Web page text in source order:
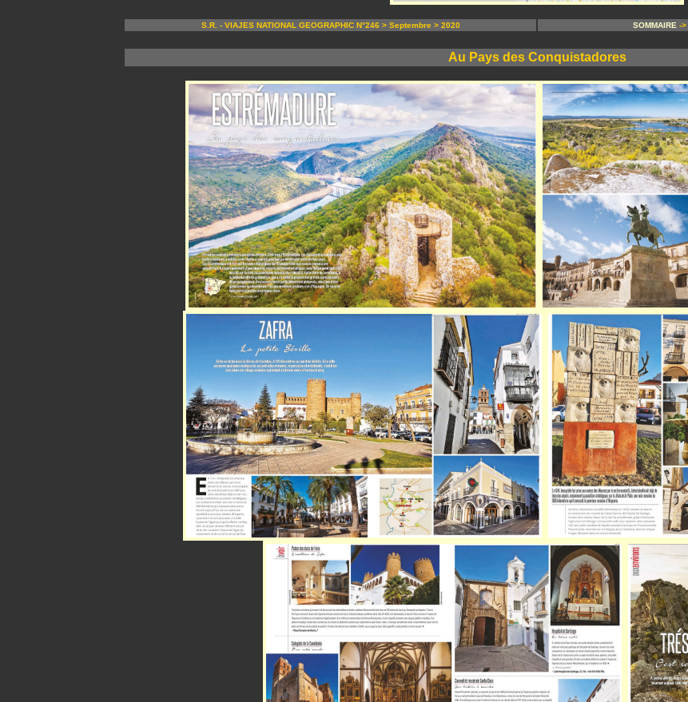
S.R. - VIAJES NATIONAL GEOGRAPHIC N°246 > Septembre > 2020 SOMMAIRE ->
Au Pays des Conquistadores